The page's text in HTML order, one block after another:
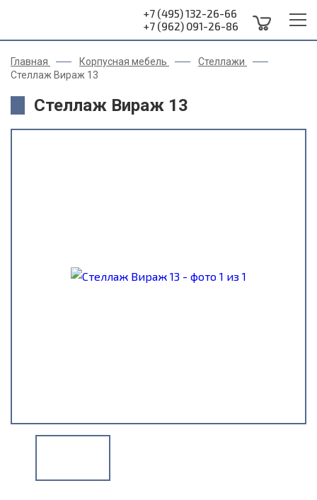
+7 (495) 132-26-66
+7 (962) 091-26-86
Главная Корпусная мебель
Стеллажи
Стеллаж Вираж 13
Стеллаж Вираж 13